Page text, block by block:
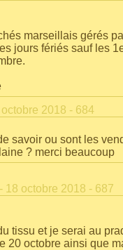
marseillais gérés
jours fériés sauf les
octobre 2018 - 684
savoir ou sont les
? merci beaucoup
- 18 octobre 2018 - 687
tissu et je serai au
20 octobre ainsi que